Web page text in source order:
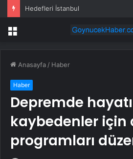
Hedefleri İstanbul
Menü
Anasayfa / Haber
Haber
Depremde
kaybedenler için
programları